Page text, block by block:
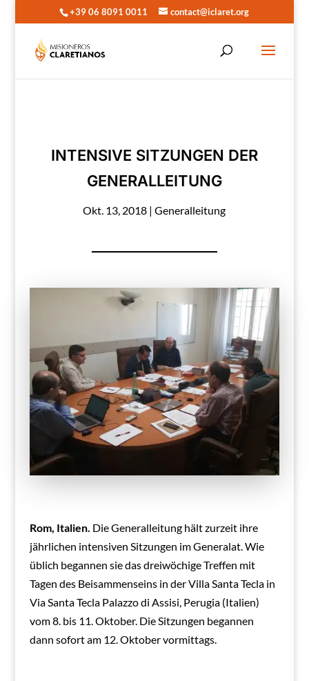
+39 06 8091 0011 contact@iclaret.org
INTENSIVE SITZUNGEN DER
GENERALLEITUNG
Okt. 13, 2018 |Generalleitung
Rom, Italien. Die Generalleitung hält zurzeit ihre
jährlichen intensiven Sitzungen im Generalat. Wie
üblich begannen sie das dreiwöchige Treffen mit
Tagen des Beisammenseins in der Villa Santa Tecla in
Via Santa Tecla Palazzo di Assisi, Perugia (Italien)
vom 8. bis 11. Oktober. Die Sitzungen begannen
dann sofort am 12. Oktober vormittags.